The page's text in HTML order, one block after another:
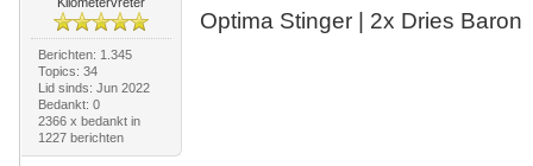
Berichten: 1.345
Topics: 34
Lid sinds: Jun 2022
Bedankt: 0
2366 x bedankt in
1227 berichten
Optima Stinger | 2x Dries Baron